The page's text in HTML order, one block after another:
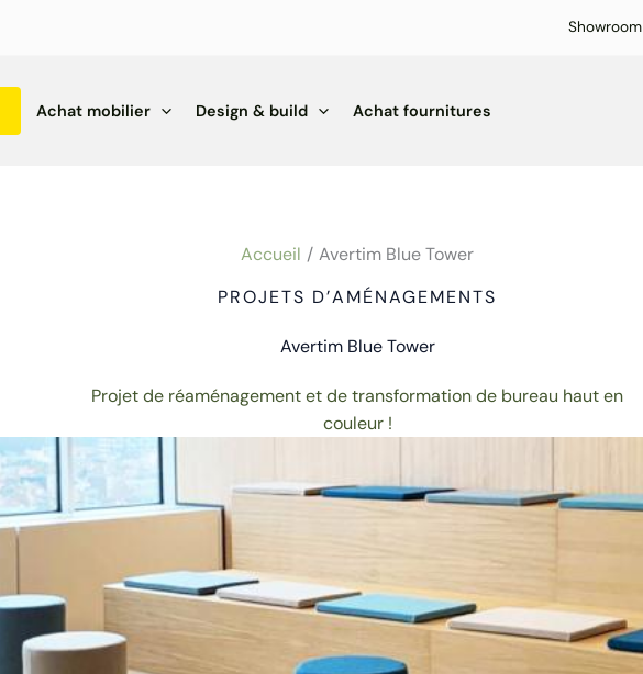
Showroom
Achat mobilier Design & build Achat fournitures
Accueil
Avertim Blue Tower
PROJETS D’AMÉNAGEMENTS
Avertim Blue Tower
Projet de réaménagement et de transformation de bureau haut en
couleur !